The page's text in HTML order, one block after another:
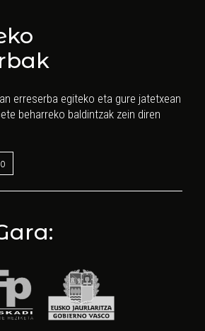
erreserba egiteko eta gure jatetxean
beharreko baldintzak zein diren